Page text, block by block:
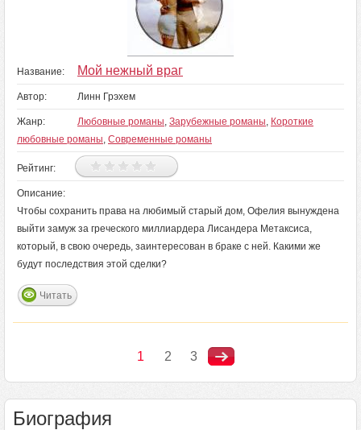
Название: Мой нежный враг
Автор: Линн Грэхем
Жанр: Любовные романы, Зарубежные романы, Короткие
любовные романы, Современные романы
Рейтинг:
Описание:
Чтобы сохранить права на любимый старый дом, Офелия вынуждена
выйти замуж за греческого миллиардера Лисандера Метаксиса,
который, в свою очередь, заинтересован в браке с ней. Какими же
будут последствия этой сделки?
Читать
1 2 3
Биография